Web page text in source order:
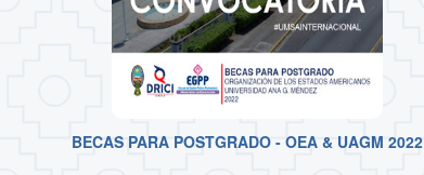
BECAS PARA POSTGRADO - OEA & UAGM 2022